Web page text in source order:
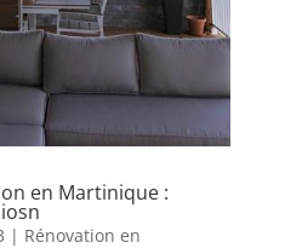
en Martinique :
| Rénovation en